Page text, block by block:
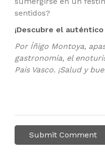
sentidos?
¡Descubre el
Por Íñigo Montoya,
gastronomía, el
País Vasco. ¡Salud y